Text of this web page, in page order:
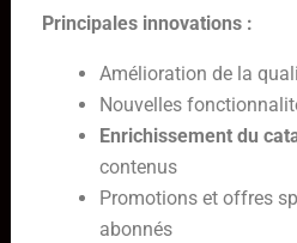
Principales innovations :
Amélioration de la
Nouvelles
Enrichissement du
contenus
Promotions et offres
abonnés